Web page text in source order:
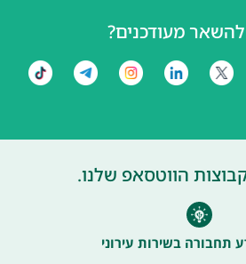
להשאר מעודכנים?
הווטסאפ שלנו.
תחבורה בשירות עירוני